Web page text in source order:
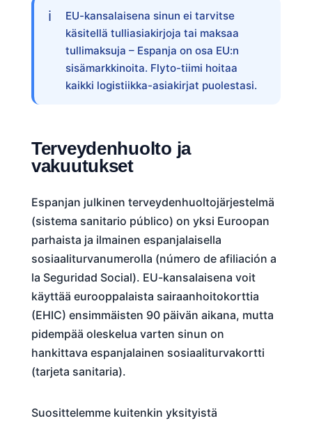
EU-kansalaisena sinun ei tarvitse
käsitellä tulliasiakirjoja tai maksaa
tullimaksuja – Espanja on osa EU:n
sisämarkkinoita. Flyto-tiimi hoitaa
kaikki logistiikka-asiakirjat puolestasi.
Terveydenhuolto ja
vakuutukset
Espanjan julkinen terveydenhuoltojärjestelmä
(sistema sanitario público) on yksi Euroopan
parhaista ja ilmainen espanjalaisella
sosiaaliturvanumerolla (número de afiliación a
la Seguridad Social). EU-kansalaisena voit
käyttää eurooppalaista sairaanhoitokorttia
(EHIC) ensimmäisten 90 päivän aikana, mutta
pidempää oleskelua varten sinun on
hankittava espanjalainen sosiaaliturvakortti
(tarjeta sanitaria).
Suosittelemme kuitenkin yksityistä